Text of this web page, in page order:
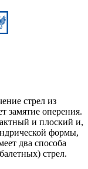
стрел из
замятие оперения.
и плоский и,
формы,
два способа
стрел.